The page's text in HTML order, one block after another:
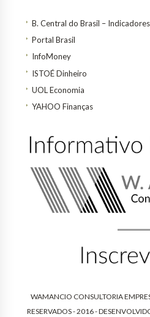
B. Central do Brasil – Indicadores
Portal Brasil
InfoMoney
ISTOÉ Dinheiro
UOL Economia
YAHOO Finanças
WAMANCIO CONSULTORIA
RESERVADOS - 2016 -